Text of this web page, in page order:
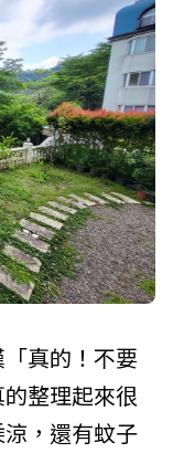
真的！不要
整理起來很
，還有蚊子